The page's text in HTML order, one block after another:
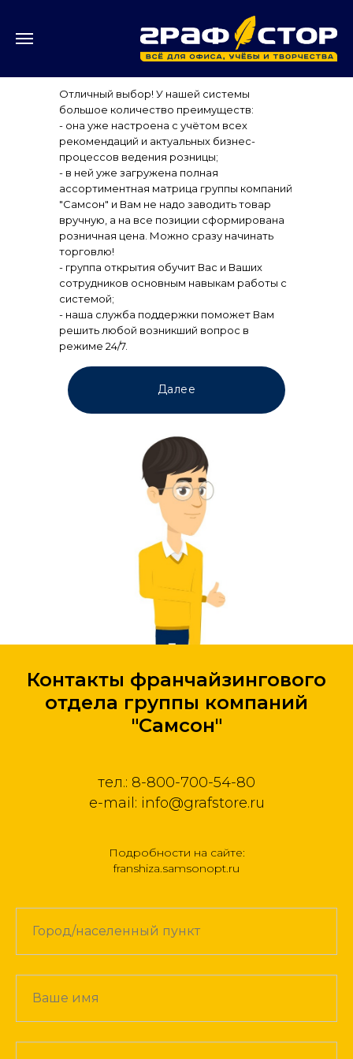
Отличный выбор! У нашей системы
большое количество преимуществ:
- она уже настроена с учётом всех
рекомендаций и актуальных бизнес-
процессов ведения розницы;
- в ней уже загружена полная
ассортиментная матрица группы компаний
"Самсон" и Вам не надо заводить товар
вручную, а на все позиции сформирована
розничная цена. Можно сразу начинать
торговлю!
- группа открытия обучит Вас и Ваших
сотрудников основным навыкам работы с
системой;
- наша служба поддержки поможет Вам
решить любой возникший вопрос в
режиме 24/7.
Далее
Контакты франчайзингового
отдела группы компаний
"Самсон"
тел.: 8-800-700-54-80
e-mail: info@grafstore.ru
Подробности на сайте:
franshiza.samsonopt.ru